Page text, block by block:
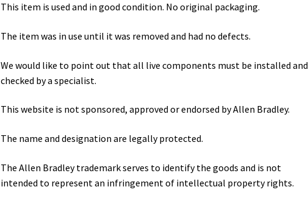
This item is used and in good condition. No original packaging.
The item was in use until it was removed and had no defects.
We would like to point out that all live components must be installed and
checked by a specialist.
This website is not sponsored, approved or endorsed by Allen Bradley.
The name and designation are legally protected.
The Allen Bradley trademark serves to identify the goods and is not
intended to represent an infringement of intellectual property rights.